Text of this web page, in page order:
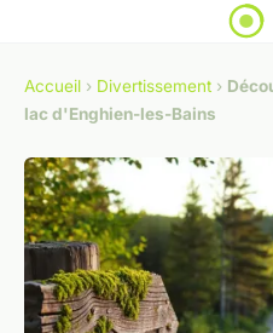
Accueil › Divertissement ›
lac d'Enghien-les-Bains